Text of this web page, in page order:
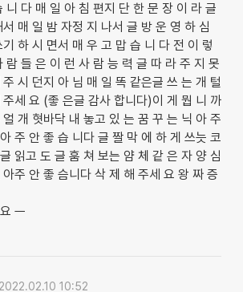
니 다 매 일 아 침 편지 단 한 문 장 이 라 글
매 일 밤 자정 지 나서 글 방 운 영 하 심
하 시 면서 매 우 고 맙 습 니 다 전 이 렇
람 들 은 이 런 사 람 능 력 글 따 라 주 지 못
시 던지 아 님 매 일 똑 같은글 쓰 는 개 털
세 요 (좋 은글 감사 합니다)이 게 뭡 니 까
개 혓바닥 내 놓고 있 는 꿈 꾸 는 닉 아 주
주 안 좋 습 니다 글 짤 막 에 하 게 쓰늣 코
읽고 도 글 훔 쳐 보는 얌 체 같 은 자 양 심
주 안 좋 슴니다 삭 제 해 주세 요 왕 짜 증
ㅡ
2022.02.10 10:52